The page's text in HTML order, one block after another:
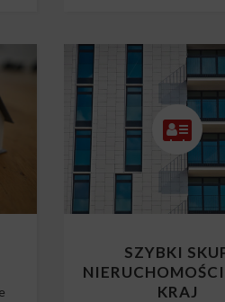
SZYBKI
KRAJ